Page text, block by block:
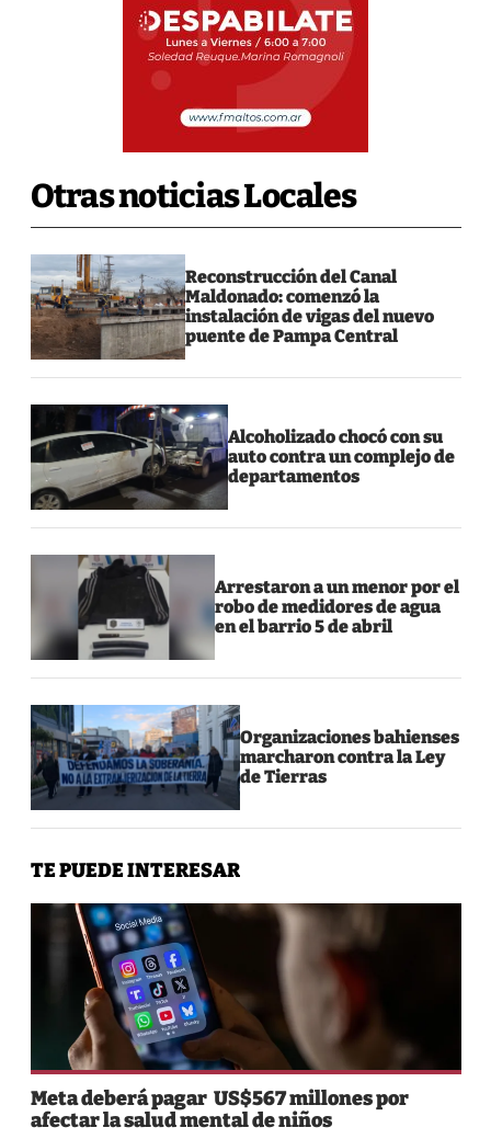
Otras noticias Locales
Reconstrucción del Canal
Maldonado: comenzó la
instalación de vigas del nuevo
puente de Pampa Central
Alcoholizado chocó con su
auto contra un complejo de
departamentos
Arrestaron a un menor por el
robo de medidores de agua
en el barrio 5 de abril
Organizaciones bahienses
marcharon contra la Ley
de Tierras
TE PUEDE INTERESAR
Meta deberá pagar US$567 millones por
afectar la salud mental de niños